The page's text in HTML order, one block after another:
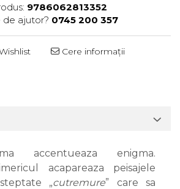
9786062813352
de ajutor? 0745 200 357
Cere informații
accentueaza enigma.
acapareaza peisajele
„cutremure” care sa